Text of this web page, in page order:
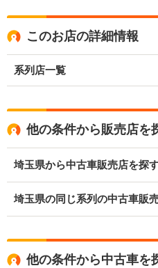
このお店の詳細情報
系列店一覧
他の条件から販売店を
埼玉県から中古車販売店を探
埼玉県の同じ系列の中古車販
他の条件から中古車を